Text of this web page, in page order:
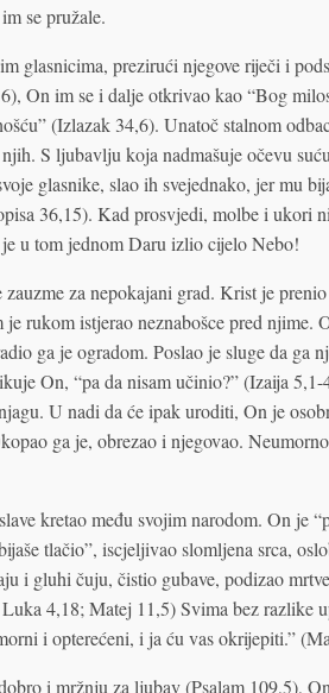
se pružale.
glasnicima, prezirući njegove riječi i
On im se i dalje otkrivao kao “Bog
(Izlazak 34,6). Unatoč stalnom
S ljubavlju koja nadmašuje očevu
glasnike, slao ih svejednako, jer mu
36,15). Kad prosvjedi, molbe i ukori
u tom jednom Daru izlio cijelo Nebo!
za nepokajani grad. Krist je
rukom istjerao neznabošce pred njime.
ga je ogradom. Poslao je sluge da ga
On, “pa da nisam učinio?” (Izaija 5,1-
U nadi da će ipak uroditi, On je
ga je, obrezao i njegovao.
kretao među svojim narodom. On je
tlačio”, iscjeljivao slomljena srca,
i gluhi čuju, čistio gubave, podizao
4,18; Matej 11,5) Svima bez razlike
i opterećeni, i ja ću vas okrijepiti.”
i mržnju za ljubav (Psalam 109,5),